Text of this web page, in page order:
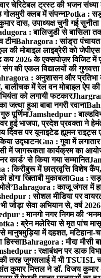
चेरिटेबल ट्रस्ट की भजन
गोलमुरी क्लब में संपन्नPotka :
दास, उपाध्यक्ष चुनी गई सुनीता
: बालिजुडी से बासिला
टीमBahragora : सांड्रा
की मोबाइल लाइब्रेरी को
2026 के एक्सपोज़र विजिट में
की एकल विद्यालयों की
: अनुशासन और प्रतिभा के
बालीचक में रेल वन मोबाइल ऐप
को लगायी फटकार
हुआ बाबा नगरी रवाना
पूर्णिमाJamshedpur :
भाजपा, प्रदेश प्रवक्ता ने
पर यूनाइटेड ह्यूमन
उद्घाटनGua : गुवा में
में जागरूकता कार्यक्रम का
कार्ड’ से किया गया सम्मानित
: किरीबुरू में छात्रवृत्ति विशेष
खिताबी मुकाबलाGua :
Bahragora : काजू जंगल में
: सोशल मीडिया पर
सेवा अभियान से, वर्ष 2026-
: मानगो नगर निगम की
: ब्रेन मलेरिया से मृत पांच
में दहशत, मटिहाना-
Bahragora : मौदा मौसी
: रक्षाबंधन पर डाक
तरह जुगसलाई में भी TSUISL
मित्तल ने डॉ. विजय कुमार